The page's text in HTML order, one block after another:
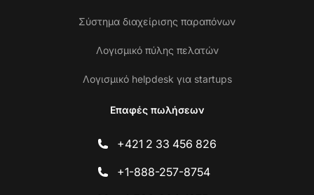
Σύστημα διαχείρισης παραπόνων
Λογισμικό πύλης πελατών
Λογισμικό helpdesk για startups
Επαφές πωλήσεων
+421 2 33 456 826
+1-888-257-8754